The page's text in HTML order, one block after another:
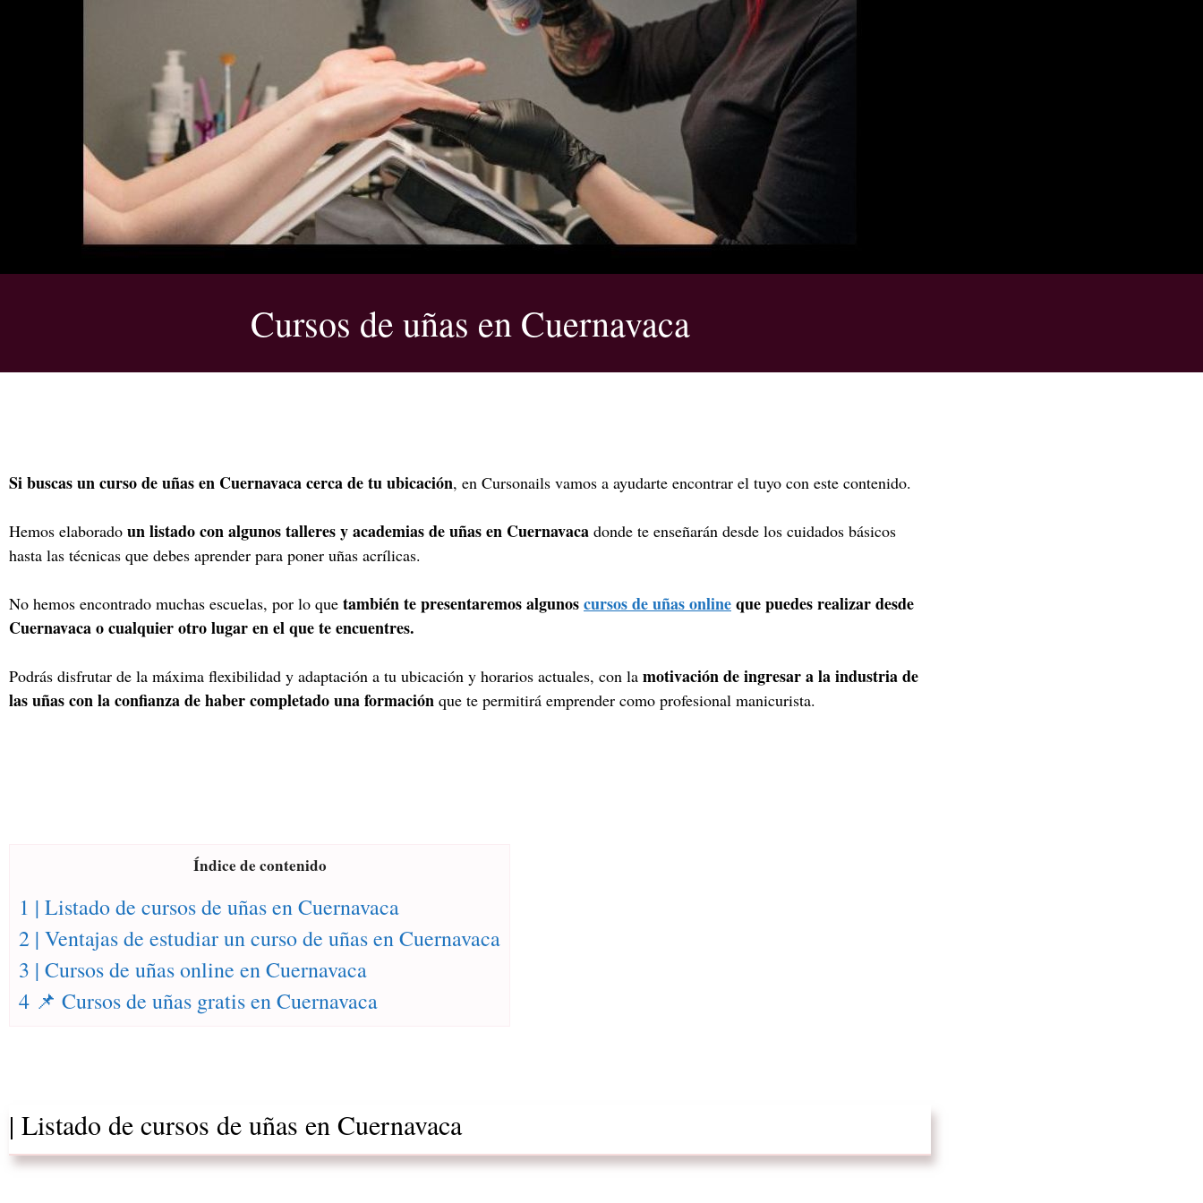
Cursos de uñas en Cuernavaca
Si buscas un curso de uñas en Cuernavaca cerca de tu ubicación, en Cursonails vamos a ayudarte encontrar el tuyo con este contenido.
Hemos elaborado un listado con algunos talleres y academias de uñas en Cuernavaca donde te enseñarán desde los cuidados básicos
hasta las técnicas que debes aprender para poner uñas acrílicas.
No hemos encontrado muchas escuelas, por lo que también te presentaremos algunoscursos de uñas onlineque puedes realizar desde
Cuernavaca o cualquier otro lugar en el que te encuentres.
Podrás disfrutar de la máxima flexibilidad y adaptación a tu ubicación y horarios actuales, con la motivación de ingresar a la industria de
las uñas con la confianza de haber completado una formación que te permitirá emprender como profesional manicurista.
Índice de contenido
1 | Listado de cursos de uñas en Cuernavaca
2 | Ventajas de estudiar un curso de uñas en Cuernavaca
3 | Cursos de uñas online en Cuernavaca
4 📌 Cursos de uñas gratis en Cuernavaca
| Listado de cursos de uñas en Cuernavaca